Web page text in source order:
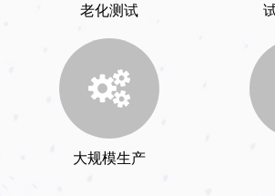
老化测试
大规模生产